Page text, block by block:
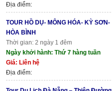
Địa điểm:
TOUR HỒ DỤ- MÔNG HÓA- KỲ SƠN-
HÒA BÌNH
Thời gian: 2 ngày 1 đêm
Ngày khởi hành: Thứ 7 hàng tuần
Giá: Liên hệ
Địa điểm: